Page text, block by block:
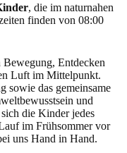
, die im naturnahen
finden von 08:00
Entdecken
Luft im Mittelpunkt.
sowie das gemeinsame
und
die Kinder jedes
im Frühsommer vor
uns Hand in Hand.